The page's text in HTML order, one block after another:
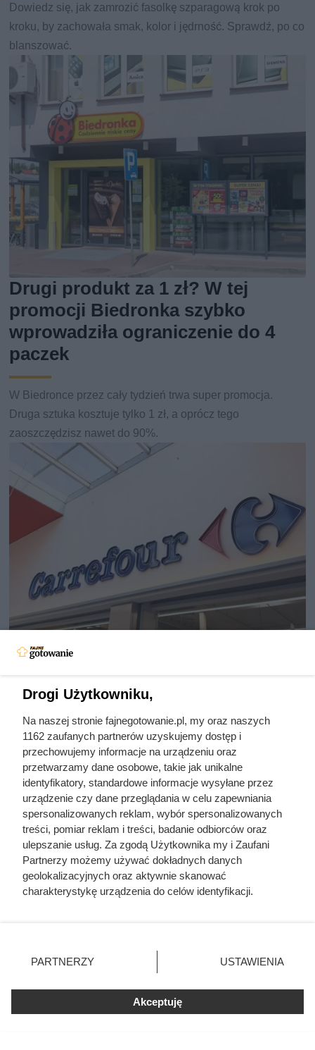
Dowiedz się, jak zamrozić fasolkę szparagową krok po
kroku, by zachowała smak, kolor i jędrność. Sprawdź, po co
blanszować.
Drugi produkt za 1 zł? W tej
promocji Biedronka szybko
wprowadziła ograniczenie do 4
paczek
W Biedronce przez cały tydzień trwa super promocja.
Druga sztuka kosztuje tylko 1 zł, a oprócz tego
zaoszczędzisz nawet do 90%.
Tak taniej kawy dawno nie było!
Od poniedziałku promocje w Carrefour: kawa premium do
-80%, produkty za 1 grosz i rabaty ponad 60%. Zobacz
najlepsze okazje!
Sprawdziła cenę regularną i od
Drogi Użytkowniku,
Na naszej stronie fajnegotowanie.pl, my oraz naszych
1162 zaufanych partnerów uzyskujemy dostęp i
przechowujemy informacje na urządzeniu oraz
przetwarzamy dane osobowe, takie jak unikalne
identyfikatory, standardowe informacje wysyłane przez
urządzenie czy dane przeglądania w celu zapewniania
spersonalizowanych reklam, wybór spersonalizowanych
treści, pomiar reklam i treści, badanie odbiorców oraz
ulepszanie usług. Za zgodą Użytkownika my i Zaufani
Partnerzy możemy używać dokładnych danych
geolokalizacyjnych oraz aktywnie skanować
charakterystykę urządzenia do celów identyfikacji.
zmienić/wycofać klikając przycisk ustawień prywatności
znajdujący się w lewym dolnym rogu strony
rodzaje przetwarzania danych nie wymagają zgody
użytkownika, ale masz prawo sprzeciwić się takiemu
przetwarzaniu. Preferencje będą miały zastosowania tylko
PARTNERZY USTAWIENIA
Akceptuję